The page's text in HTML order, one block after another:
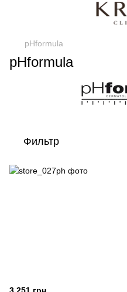
pHformula
pHformula
Фильтр